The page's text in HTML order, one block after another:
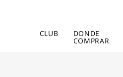
CLUB DONDE
COMPRAR